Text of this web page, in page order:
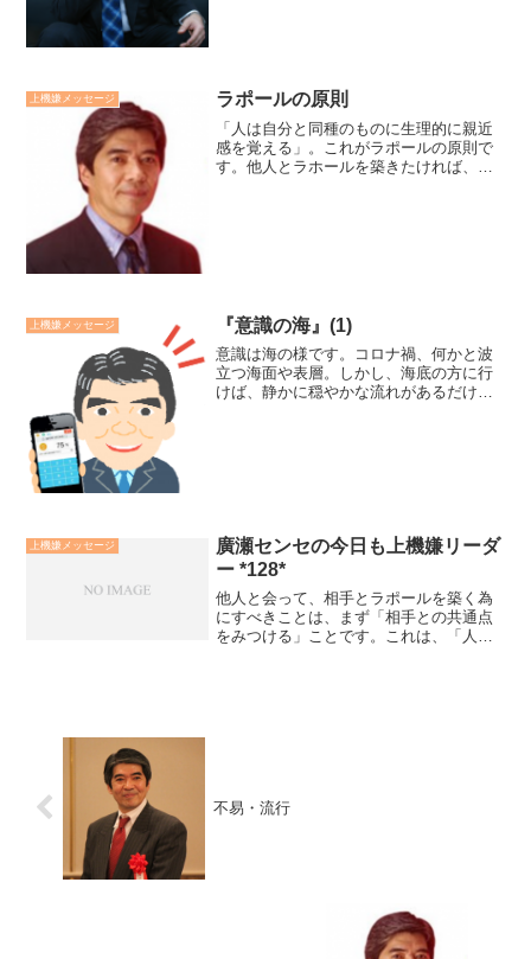
上機嫌メッセージ ラポールの原則
「人は自分と同種のものに生理的に親近
感を覚える」。これがラポールの原則で
す。他人とラホールを築きたければ、そ
上機嫌メッセージ 『意識の海』(1)
意識は海の様です。コロナ禍、何かと波
立つ海面や表層。しかし、海底の方に行
けば、静かに穏やかな流れがあるだけで
上機嫌メッセージ
廣瀬センセの今日も上機嫌リーダ
ー *128*
他人と会って、相手とラポールを築く為
にすべきことは、まず「相手との共通点
をみつける」ことです。これは、「人は
不易・流行